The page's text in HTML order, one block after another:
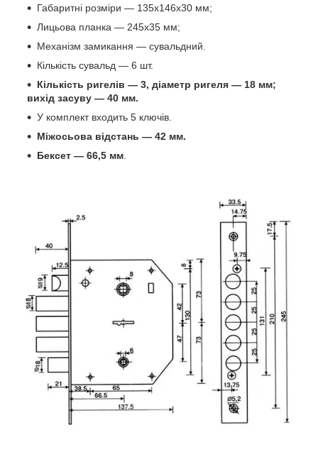
Габаритні розміри — 135x146x30 мм;
Лицьова планка — 245x35 мм;
Механізм замикання — сувальдний.
Кількість сувальд — 6 шт.
Кількість ригелів — 3, діаметр ригеля — 18 мм;
вихід засуву — 40 мм.
У комплект входить 5 ключів.
Міжосьова відстань — 42 мм.
Бексет — 66,5 мм.